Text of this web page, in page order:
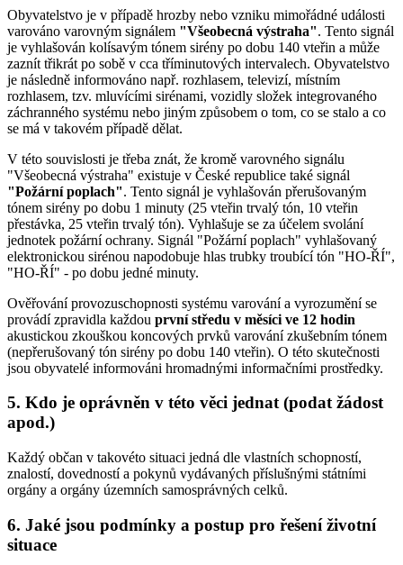
Obyvatelstvo je v případě hrozby nebo vzniku mimořádné události
varováno varovným signálem "Všeobecná výstraha". Tento signál
je vyhlašován kolísavým tónem sirény po dobu 140 vteřin a může
zaznít třikrát po sobě v cca tříminutových intervalech. Obyvatelstvo
je následně informováno např. rozhlasem, televizí, místním
rozhlasem, tzv. mluvícími sirénami, vozidly složek integrovaného
záchranného systému nebo jiným způsobem o tom, co se stalo a co
se má v takovém případě dělat.
V této souvislosti je třeba znát, že kromě varovného signálu
"Všeobecná výstraha" existuje v České republice také signál
"Požární poplach". Tento signál je vyhlašován přerušovaným
tónem sirény po dobu 1 minuty (25 vteřin trvalý tón, 10 vteřin
přestávka, 25 vteřin trvalý tón). Vyhlašuje se za účelem svolání
jednotek požární ochrany. Signál "Požární poplach" vyhlašovaný
elektronickou sirénou napodobuje hlas trubky troubící tón "HO-ŘÍ",
"HO-ŘÍ" - po dobu jedné minuty.
Ověřování provozuschopnosti systému varování a vyrozumění se
provádí zpravidla každou první středu v měsíci ve 12 hodin
akustickou zkouškou koncových prvků varování zkušebním tónem
(nepřerušovaný tón sirény po dobu 140 vteřin). O této skutečnosti
jsou obyvatelé informováni hromadnými informačními prostředky.
5. Kdo je oprávněn v této věci jednat (podat žádost
apod.)
Každý občan v takovéto situaci jedná dle vlastních schopností,
znalostí, dovedností a pokynů vydávaných příslušnými státními
orgány a orgány územních samosprávných celků.
6. Jaké jsou podmínky a postup pro řešení životní
situace